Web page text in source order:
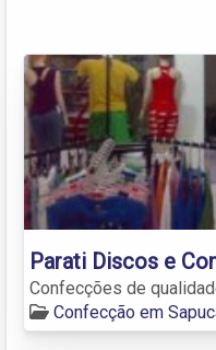
Parati Discos e
Confecções de
Confecção em